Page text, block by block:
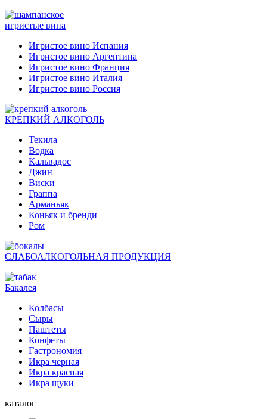
игристые вина
Игристое вино Испания
Игристое вино Аргентина
Игристое вино Франция
Игристое вино Италия
Игристое вино Россия
КРЕПКИЙ АЛКОГОЛЬ
Текила
Водка
Кальвадос
Джин
Виски
Граппа
Арманьяк
Коньяк и бренди
Ром
СЛАБОАЛКОГОЛЬНАЯ ПРОДУКЦИЯ
Бакалея
Колбасы
Сыры
Паштеты
Конфеты
Гастрономия
Икра черная
Икра красная
Икра щуки
каталог